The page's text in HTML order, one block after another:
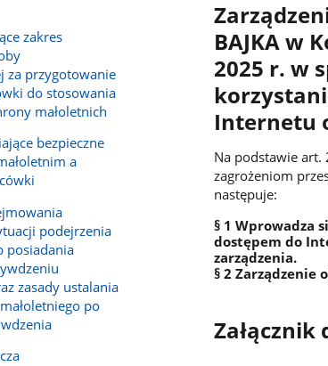
zakres
za przygotowanie
do stosowania
małoletnich
bezpieczne
a
podejrzenia
posiadania
zasady ustalania
po
BAJKA w
2025 r. w
Internetu
Na podstawie art.
zagrożeniom
następuje:
§ 1 Wprowadza
dostępem do
zarządzenia.
§ 2 Zarządzenie
Załącznik